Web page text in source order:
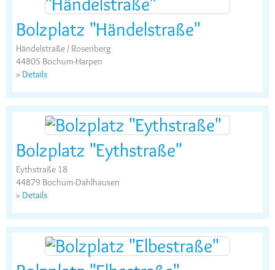
Bolzplatz "Händelstraße"
Händelstraße / Rosenberg
44805 Bochum-Harpen
» Details
Bolzplatz "Eythstraße"
Eythstraße 18
44879 Bochum-Dahlhausen
» Details